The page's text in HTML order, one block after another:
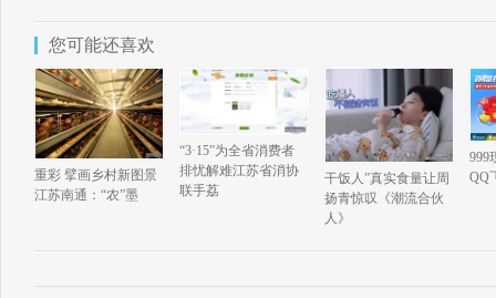
您可能还喜欢
重彩 擘画乡村新图景
江苏南通：“农”墨
“3·15”为全省消费者
排忧解难江苏省消协
联手荔
干饭人”真实食量让周
扬青惊叹《潮流合伙
人》
999
QQ